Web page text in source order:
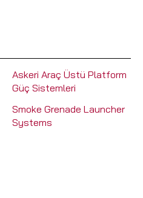
Askeri Araç Üstü Platform
Güç Sistemleri
Smoke Grenade Launcher
Systems